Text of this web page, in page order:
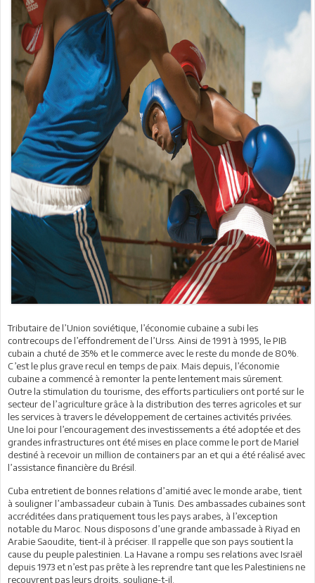
Tributaire de l’Union soviétique, l’économie cubaine a subi les
contrecoups de l’effondrement de l’Urss. Ainsi de 1991 à 1995, le PIB
cubain a chuté de 35% et le commerce avec le reste du monde de 80%.
C’est le plus grave recul en temps de paix. Mais depuis, l’économie
cubaine a commencé à remonter la pente lentement mais sûrement.
Outre la stimulation du tourisme, des efforts particuliers ont porté sur le
secteur de l’agriculture grâce à la distribution des terres agricoles et sur
les services à travers le développement de certaines activités privées.
Une loi pour l’encouragement des investissements a été adoptée et des
grandes infrastructures ont été mises en place comme le port de Mariel
destiné à recevoir un million de containers par an et qui a été réalisé avec
l’assistance financière du Brésil.
Cuba entretient de bonnes relations d’amitié avec le monde arabe, tient
à souligner l’ambassadeur cubain à Tunis. Des ambassades cubaines sont
accréditées dans pratiquement tous les pays arabes, à l’exception
notable du Maroc. Nous disposons d’une grande ambassade à Riyad en
Arabie Saoudite, tient-il à préciser. Il rappelle que son pays soutient la
cause du peuple palestinien. La Havane a rompu ses relations avec Israël
depuis 1973 et n’est pas prête à les reprendre tant que les Palestiniens ne
recouvrent pas leurs droits, souligne-t-il.